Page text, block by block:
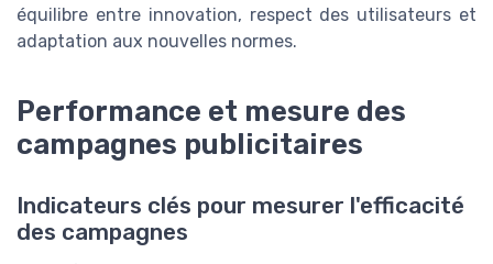
équilibre entre innovation, respect des utilisateurs et
adaptation aux nouvelles normes.
Performance et mesure des
campagnes publicitaires
Indicateurs clés pour mesurer l'efficacité
des campagnes